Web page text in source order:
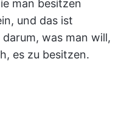
man besitzen
und das ist
was man will,
es zu besitzen.